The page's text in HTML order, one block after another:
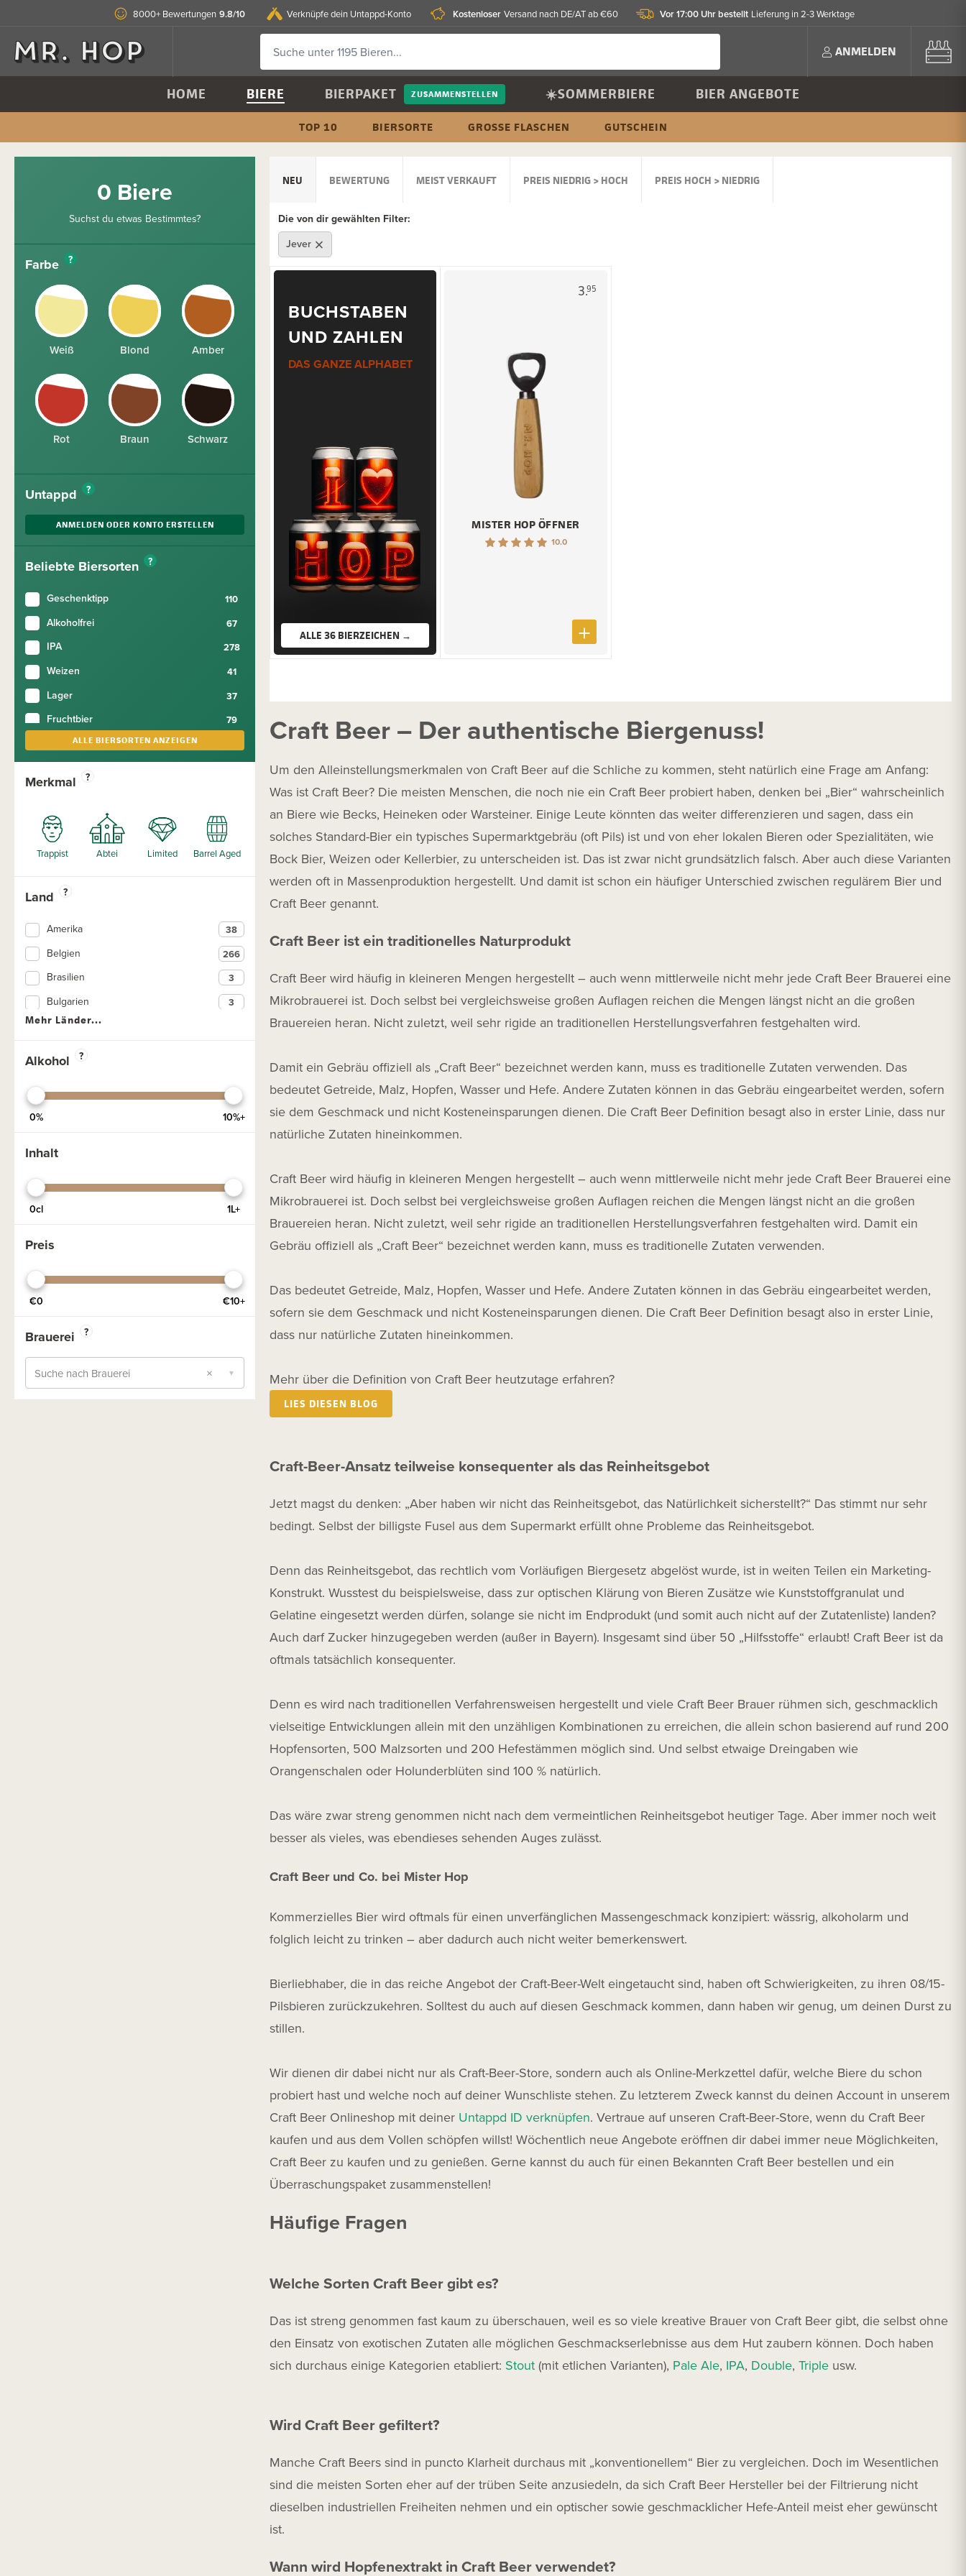
8000+ Bewertungen 9.8/10 Verknüpfe dein Untappd-Konto Kostenloser Versand nach DE/AT ab €60 Vor 17:00 Uhr bestellt Lieferung in 2-3 Werktage
ANMELDEN
HOME BIERE BIERPAKET ZUSAMMENSTELLEN ☀️SOMMERBIERE BIER ANGEBOTE
TOP 10 BIERSORTE GROSSE FLASCHEN GUTSCHEIN
0 Biere
Suchst du etwas Bestimmtes?
Farbe ?
Weiß Blond Amber
Rot Braun Schwarz
Untappd ?
ANMELDEN ODER KONTO ERSTELLEN
Beliebte Biersorten ?
Geschenktipp
Alkoholfrei
IPA
Weizen
Lager
Fruchtbier
Weißbier
Tripel
Amberbier
Barley Wine
DIPA
Doppelbier
Bier in Dosen
Dunkel
Geuze Bier
Starkes Belgisches Blondbier
Porter
Quadrupel
Session
ALLE BIERSORTEN ANZEIGEN
Merkmal ?
Land ?
Amerika
Belgien
Brasilien
Bulgarien
Dänemark
Deutschland
Estland
Ghana
Kroatien
Niederlande
Polen
Rumänien
Mehr Länder...
Alkohol ?
0% 10%+
Inhalt
0cl 1L+
Preis
€0 €10+
Brauerei ?
Suche nach Brauerei × ▼
NEU BEWERTUNG MEIST VERKAUFT PREIS NIEDRIG > HOCH PREIS HOCH > NIEDRIG
Die von dir gewählten Filter:
Jever
BUCHSTABEN
UND ZAHLEN
DAS GANZE ALPHABET
ALLE 36 BIERZEICHEN →
3.95
MISTER HOP ÖFFNER
10.0
Craft Beer – Der authentische Biergenuss!
Um den Alleinstellungsmerkmalen von Craft Beer auf die Schliche zu kommen, steht natürlich eine Frage am Anfang:
Was ist Craft Beer? Die meisten Menschen, die noch nie ein Craft Beer probiert haben, denken bei „Bier“ wahrscheinlich
an Biere wie Becks, Heineken oder Warsteiner. Einige Leute könnten das weiter differenzieren und sagen, dass ein
solches Standard-Bier ein typisches Supermarktgebräu (oft Pils) ist und von eher lokalen Bieren oder Spezialitäten, wie
Bock Bier, Weizen oder Kellerbier, zu unterscheiden ist. Das ist zwar nicht grundsätzlich falsch. Aber auch diese Varianten
werden oft in Massenproduktion hergestellt. Und damit ist schon ein häufiger Unterschied zwischen regulärem Bier und
Craft Beer genannt.
Craft Beer ist ein traditionelles Naturprodukt
Craft Beer wird häufig in kleineren Mengen hergestellt – auch wenn mittlerweile nicht mehr jede Craft Beer Brauerei eine
Mikrobrauerei ist. Doch selbst bei vergleichsweise großen Auflagen reichen die Mengen längst nicht an die großen
Brauereien heran. Nicht zuletzt, weil sehr rigide an traditionellen Herstellungsverfahren festgehalten wird.
Damit ein Gebräu offiziell als „Craft Beer“ bezeichnet werden kann, muss es traditionelle Zutaten verwenden. Das
bedeutet Getreide, Malz, Hopfen, Wasser und Hefe. Andere Zutaten können in das Gebräu eingearbeitet werden, sofern
sie dem Geschmack und nicht Kosteneinsparungen dienen. Die Craft Beer Definition besagt also in erster Linie, dass nur
natürliche Zutaten hineinkommen.
Craft Beer wird häufig in kleineren Mengen hergestellt – auch wenn mittlerweile nicht mehr jede Craft Beer Brauerei eine
Mikrobrauerei ist. Doch selbst bei vergleichsweise großen Auflagen reichen die Mengen längst nicht an die großen
Brauereien heran. Nicht zuletzt, weil sehr rigide an traditionellen Herstellungsverfahren festgehalten wird. Damit ein
Gebräu offiziell als „Craft Beer“ bezeichnet werden kann, muss es traditionelle Zutaten verwenden.
Das bedeutet Getreide, Malz, Hopfen, Wasser und Hefe. Andere Zutaten können in das Gebräu eingearbeitet werden,
sofern sie dem Geschmack und nicht Kosteneinsparungen dienen. Die Craft Beer Definition besagt also in erster Linie,
dass nur natürliche Zutaten hineinkommen.
Mehr über die Definition von Craft Beer heutzutage erfahren?
LIES DIESEN BLOG
Craft-Beer-Ansatz teilweise konsequenter als das Reinheitsgebot
Jetzt magst du denken: „Aber haben wir nicht das Reinheitsgebot, das Natürlichkeit sicherstellt?“ Das stimmt nur sehr
bedingt. Selbst der billigste Fusel aus dem Supermarkt erfüllt ohne Probleme das Reinheitsgebot.
Denn das Reinheitsgebot, das rechtlich vom Vorläufigen Biergesetz abgelöst wurde, ist in weiten Teilen ein Marketing-
Konstrukt. Wusstest du beispielsweise, dass zur optischen Klärung von Bieren Zusätze wie Kunststoffgranulat und
Gelatine eingesetzt werden dürfen, solange sie nicht im Endprodukt (und somit auch nicht auf der Zutatenliste) landen?
Auch darf Zucker hinzugegeben werden (außer in Bayern). Insgesamt sind über 50 „Hilfsstoffe“ erlaubt! Craft Beer ist da
oftmals tatsächlich konsequenter.
Denn es wird nach traditionellen Verfahrensweisen hergestellt und viele Craft Beer Brauer rühmen sich, geschmacklich
vielseitige Entwicklungen allein mit den unzähligen Kombinationen zu erreichen, die allein schon basierend auf rund 200
Hopfensorten, 500 Malzsorten und 200 Hefestämmen möglich sind. Und selbst etwaige Dreingaben wie
Orangenschalen oder Holunderblüten sind 100 % natürlich.
Das wäre zwar streng genommen nicht nach dem vermeintlichen Reinheitsgebot heutiger Tage. Aber immer noch weit
besser als vieles, was ebendieses sehenden Auges zulässt.
Craft Beer und Co. bei Mister Hop
Kommerzielles Bier wird oftmals für einen unverfänglichen Massengeschmack konzipiert: wässrig, alkoholarm und
folglich leicht zu trinken – aber dadurch auch nicht weiter bemerkenswert.
Bierliebhaber, die in das reiche Angebot der Craft-Beer-Welt eingetaucht sind, haben oft Schwierigkeiten, zu ihren 08/15-
Pilsbieren zurückzukehren. Solltest du auch auf diesen Geschmack kommen, dann haben wir genug, um deinen Durst zu
stillen.
Wir dienen dir dabei nicht nur als Craft-Beer-Store, sondern auch als Online-Merkzettel dafür, welche Biere du schon
probiert hast und welche noch auf deiner Wunschliste stehen. Zu letzterem Zweck kannst du deinen Account in unserem
Craft Beer Onlineshop mit deiner Untappd ID verknüpfen. Vertraue auf unseren Craft-Beer-Store, wenn du Craft Beer
kaufen und aus dem Vollen schöpfen willst! Wöchentlich neue Angebote eröffnen dir dabei immer neue Möglichkeiten,
Craft Beer zu kaufen und zu genießen. Gerne kannst du auch für einen Bekannten Craft Beer bestellen und ein
Überraschungspaket zusammenstellen!
Häufige Fragen
Welche Sorten Craft Beer gibt es?
Das ist streng genommen fast kaum zu überschauen, weil es so viele kreative Brauer von Craft Beer gibt, die selbst ohne
den Einsatz von exotischen Zutaten alle möglichen Geschmackserlebnisse aus dem Hut zaubern können. Doch haben
sich durchaus einige Kategorien etabliert: Stout (mit etlichen Varianten), Pale Ale, IPA, Double, Triple usw.
Wird Craft Beer gefiltert?
Manche Craft Beers sind in puncto Klarheit durchaus mit „konventionellem“ Bier zu vergleichen. Doch im Wesentlichen
sind die meisten Sorten eher auf der trüben Seite anzusiedeln, da sich Craft Beer Hersteller bei der Filtrierung nicht
dieselben industriellen Freiheiten nehmen und ein optischer sowie geschmacklicher Hefe-Anteil meist eher gewünscht
ist.
Wann wird Hopfenextrakt in Craft Beer verwendet?